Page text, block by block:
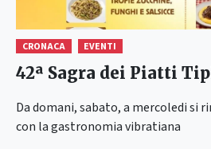
CRONACA EVENTI
42ª Sagra dei Piatti
Da domani, sabato, a mercoledi si
con la gastronomia vibratiana